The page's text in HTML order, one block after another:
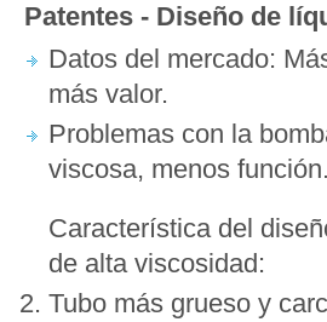
Patentes - Diseño de
Datos del mercado:
más valor.
Problemas con la
viscosa, menos función.
Característica del
de alta viscosidad:
Tubo más grueso y